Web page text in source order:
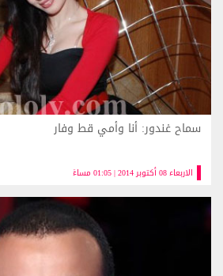
الاربعاء 08 أكتوبر 2014 | 01:05 مساءً
سماح غندور: أنا وأمي قط وفار